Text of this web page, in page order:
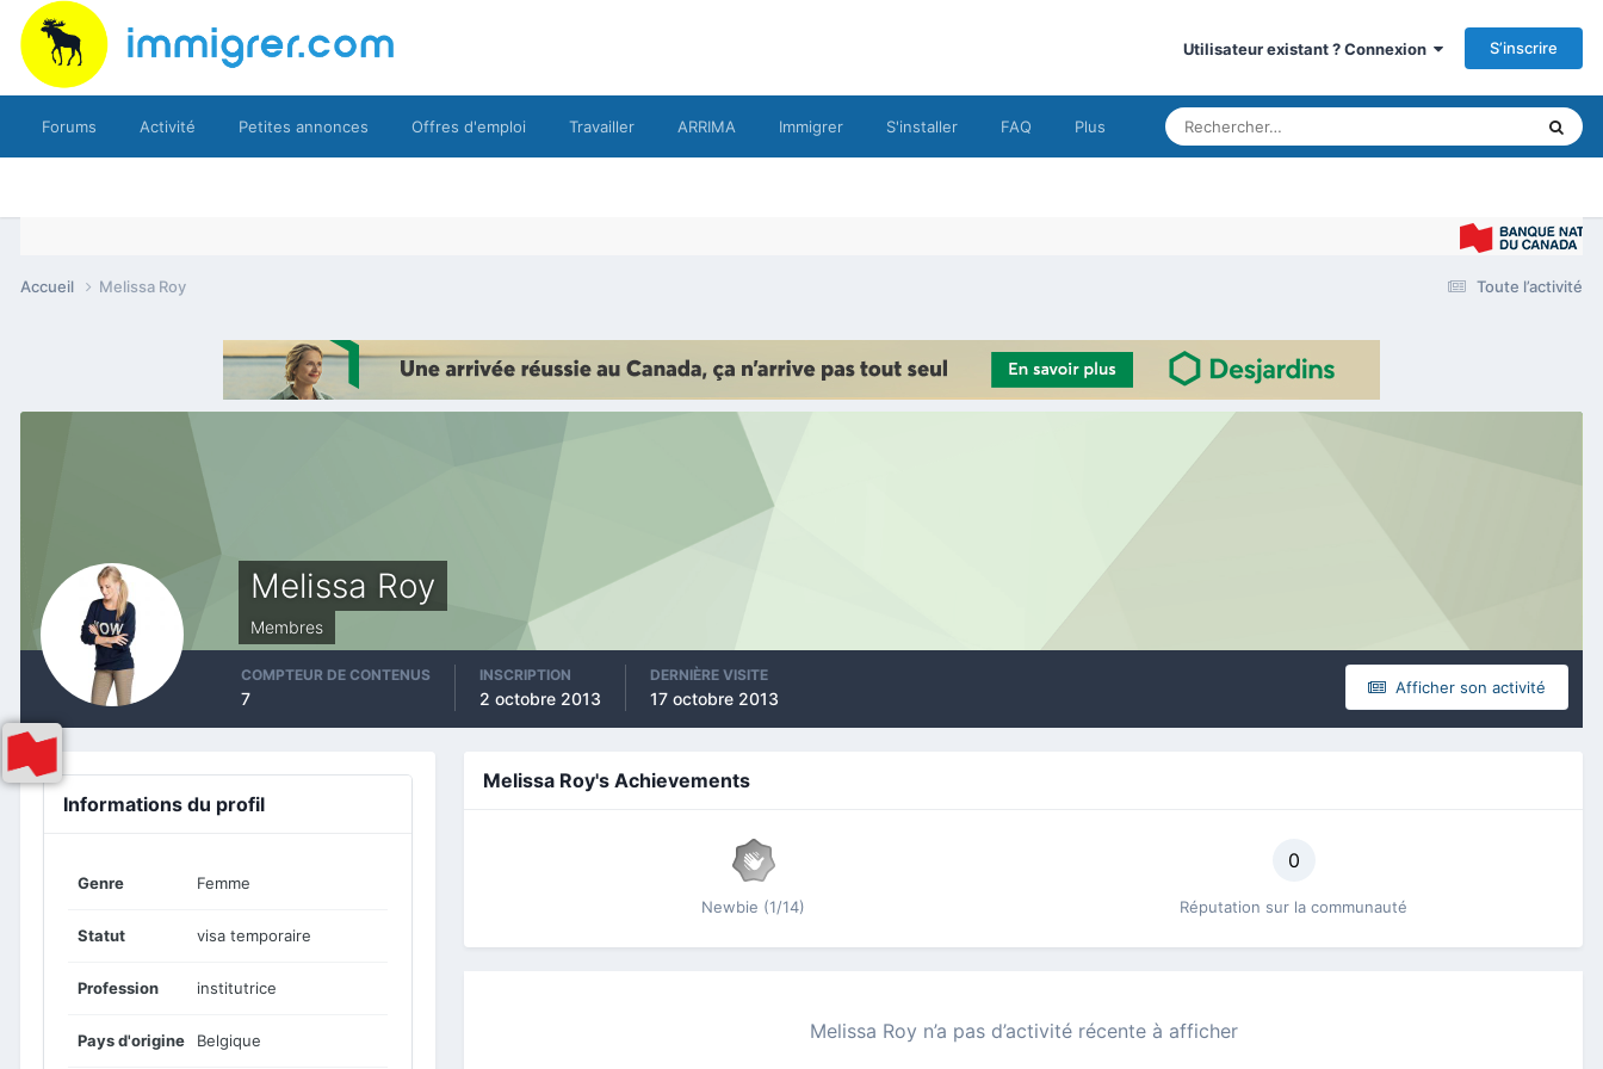
Utilisateur existant ? Connexion S’inscrire
Forums Activité Petites annonces Offres d'emploi Travailler ARRIMA Immigrer S'installer FAQ Plus
Toute l’activité
Accueil Melissa Roy
Melissa Roy
Membres
Afficher son activité
COMPTEUR DE CONTENUS
7
INSCRIPTION
2 octobre 2013
DERNIÈRE VISITE
17 octobre 2013
Informations du profil
Genre Femme
Statut visa temporaire
Profession institutrice
Pays d'origine Belgique
Melissa Roy's Achievements
Newbie (1/14)
0
Réputation sur la communauté
Melissa Roy n’a pas d’activité récente à afficher